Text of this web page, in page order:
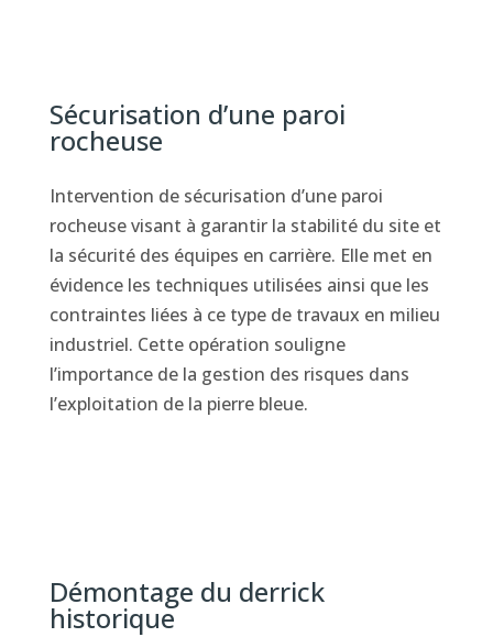
Sécurisation d’une paroi
rocheuse
Intervention de sécurisation d’une paroi
rocheuse visant à garantir la stabilité du site et
la sécurité des équipes en carrière. Elle met en
évidence les techniques utilisées ainsi que les
contraintes liées à ce type de travaux en milieu
industriel. Cette opération souligne
l’importance de la gestion des risques dans
l’exploitation de la pierre bleue.
Démontage du derrick
historique